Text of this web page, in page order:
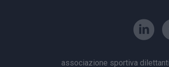
associazione sportiva